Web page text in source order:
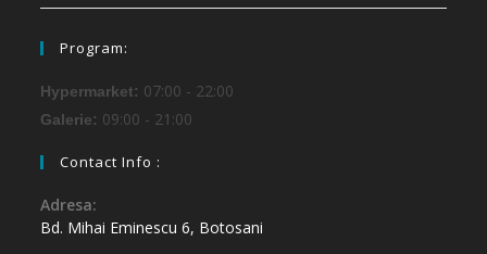
Program:
Hypermarket: 07:00 - 22:00
Galerie: 09:00 - 21:00
Contact Info :
Adresa:
Bd. Mihai Eminescu 6, Botosani